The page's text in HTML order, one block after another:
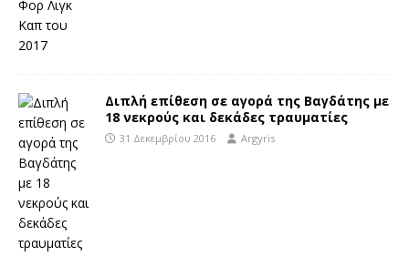
Διπλή επίθεση σε αγορά της Βαγδάτης με
18 νεκρούς και δεκάδες τραυματίες
31 Δεκεμβρίου 2016 Argyris